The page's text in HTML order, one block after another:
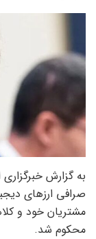
به گزارش خبرگزاری
محکوم شد.